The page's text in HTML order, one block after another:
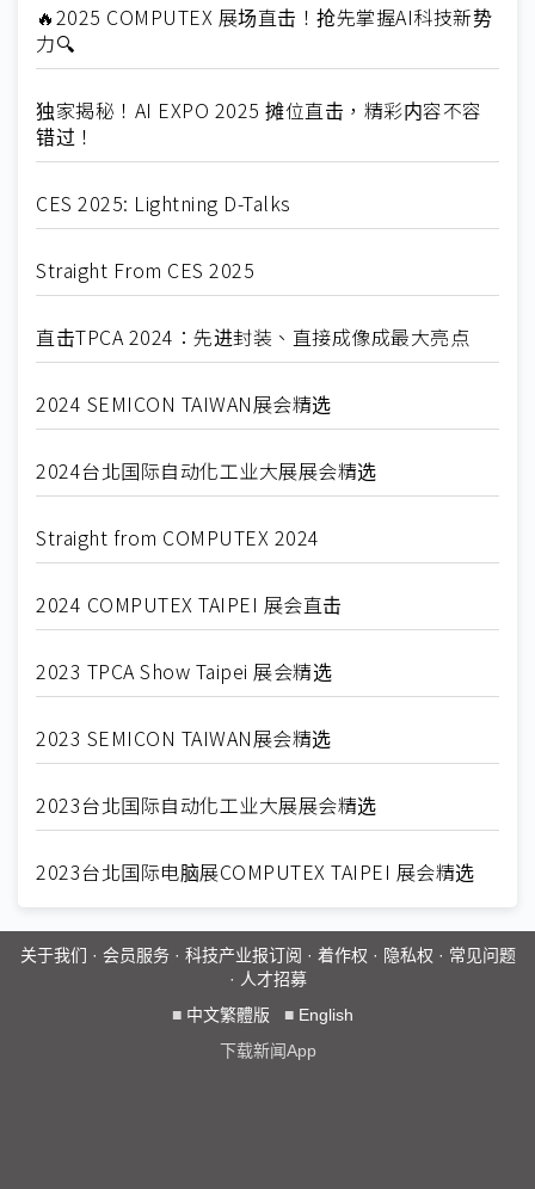
🔥2025 COMPUTEX 展场直击！抢先掌握AI科技新势
力🔍
独家揭秘！AI EXPO 2025 摊位直击，精彩内容不容
错过！
CES 2025: Lightning D-Talks
Straight From CES 2025
直击TPCA 2024：先进封装、直接成像成最大亮点
2024 SEMICON TAIWAN展会精选
2024台北国际自动化工业大展展会精选
Straight from COMPUTEX 2024
2024 COMPUTEX TAIPEI 展会直击
2023 TPCA Show Taipei 展会精选
2023 SEMICON TAIWAN展会精选
2023台北国际自动化工业大展展会精选
2023台北国际电脑展COMPUTEX TAIPEI 展会精选
关于我们 · 会员服务· 科技产业报订阅 · 着作权 · 隐私权 · 常见问题
· 人才招募
■ 中文繁體版 ■ English
下载新闻App